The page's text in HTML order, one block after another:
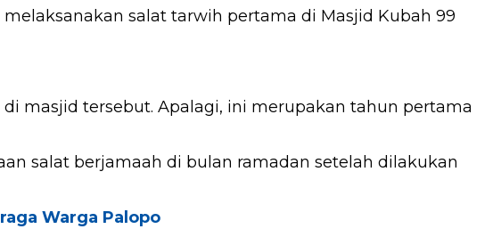
salat tarwih pertama di Masjid Kubah 99
masjid tersebut. Apalagi, ini merupakan tahun pertama
salat berjamaah di bulan ramadan setelah dilakukan
Warga Palopo